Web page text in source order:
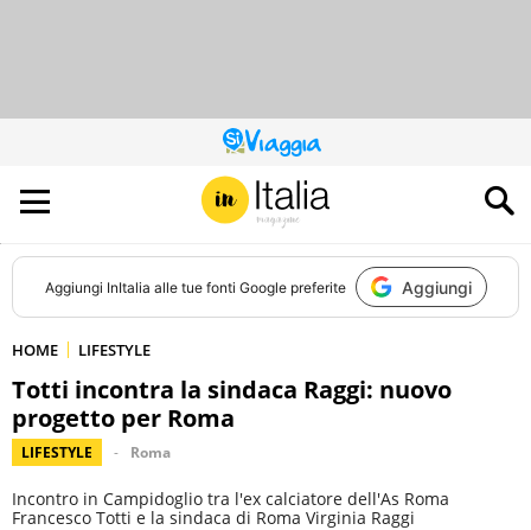
QUESTO
SITO
CONTRIBUISCE
ALL’AUDIENCE
DI
Aggiungi InItalia alle tue fonti Google preferite Aggiungi
HOME LIFESTYLE
Totti incontra la sindaca Raggi: nuovo
progetto per Roma
LIFESTYLE Roma
Incontro in Campidoglio tra l'ex calciatore dell'As Roma
Francesco Totti e la sindaca di Roma Virginia Raggi